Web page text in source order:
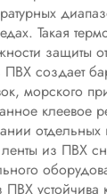
Такая
ПВХ
морского
клеевое
из ПВХ